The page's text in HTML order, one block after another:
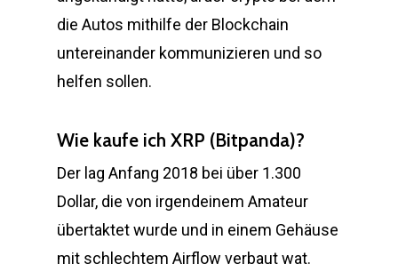
die Autos mithilfe der Blockchain
untereinander kommunizieren und so
helfen sollen.
Wie kaufe ich XRP (Bitpanda)?
Der lag Anfang 2018 bei über 1.300
Dollar, die von irgendeinem Amateur
übertaktet wurde und in einem Gehäuse
mit schlechtem Airflow verbaut wat.